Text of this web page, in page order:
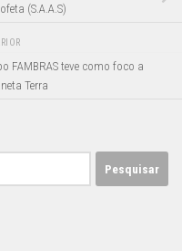
(S.A.A.S)
FAMBRAS teve como foco a
Terra